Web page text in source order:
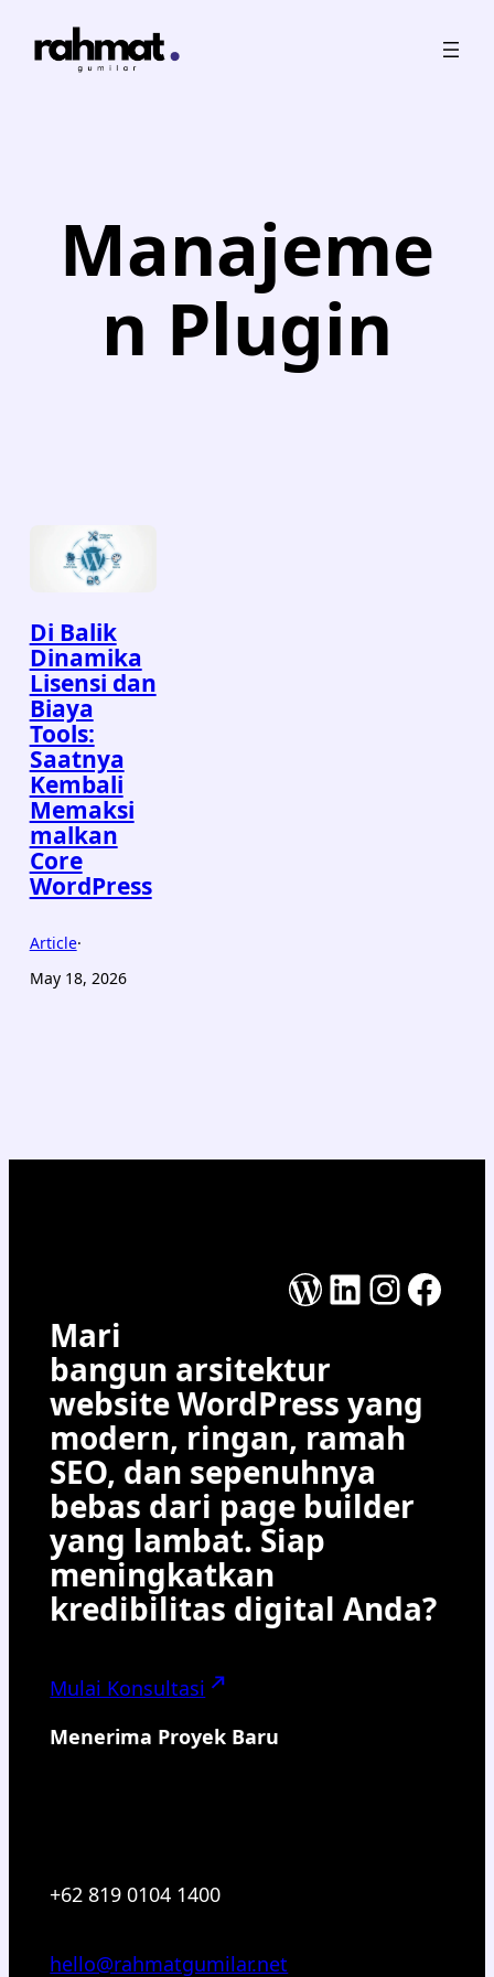
content
Manajeme
n Plugin
Di Balik
Dinamika
Lisensi dan
Biaya
Tools:
Saatnya
Kembali
Memaksi
malkan
Core
WordPress
Article·
May 18, 2026
WordPress
LinkedIn
Mari
bangun arsitektur
website WordPress yang
modern, ringan, ramah
SEO, dan sepenuhnya
bebas dari page builder
yang lambat. Siap
meningkatkan
kredibilitas digital Anda?
Mulai Konsultasi
Menerima Proyek Baru
+62 819 0104 1400
hello@rahmatgumilar.net